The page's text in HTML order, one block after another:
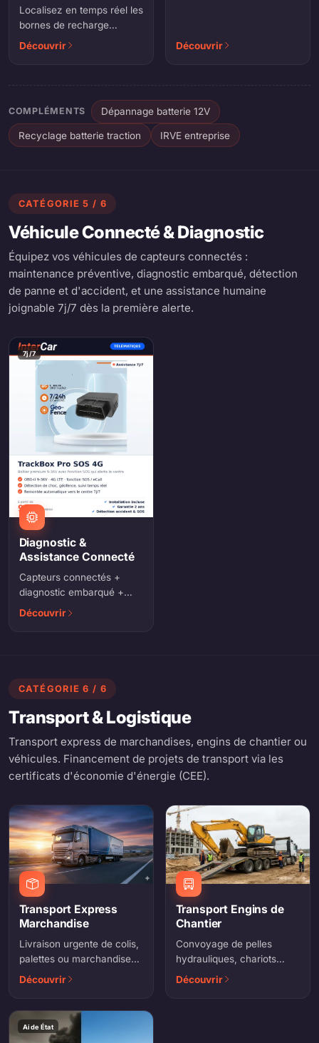
Localisez en temps réel les
bornes de recharge
disponibles autour de
Découvrir Découvrir
COMPLÉMENTS Dépannage batterie 12V
Recyclage batterie traction IRVE entreprise
CATÉGORIE 5 / 6
Véhicule Connecté & Diagnostic
Équipez vos véhicules de capteurs connectés :
maintenance préventive, diagnostic embarqué, détection
de panne et d'accident, et une assistance humaine
joignable 7j/7 dès la première alerte.
7j/7
Diagnostic &
Assistance Connecté
Capteurs connectés +
diagnostic embarqué +
assistance 7j/7. Anticipez
Découvrir
CATÉGORIE 6 / 6
Transport & Logistique
Transport express de marchandises, engins de chantier ou
véhicules. Financement de projets de transport via les
certificats d'économie d'énergie (CEE).
Transport Express
Marchandise
Livraison urgente de colis,
palettes ou marchandises
sensibles, partout en
Découvrir
Transport Engins de
Chantier
Convoyage de pelles
hydrauliques, chariots
élévateurs, nacelles et
Découvrir
Aide État